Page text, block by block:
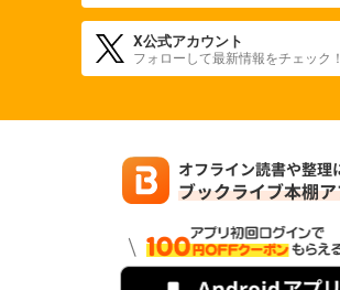
X公式アカウント
フォローして最新情報をチェック！